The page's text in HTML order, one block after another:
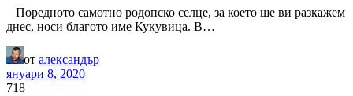
Поредното самотно родопско селце, за което ще ви разкажем
днес, носи благото име Кукувица. В…
от александър
януари 8, 2020
718